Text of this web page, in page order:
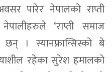
पारेर नेपालको राप्ती
‘राप्ती समाज
। स्यानफ्रान्सिस्को बे
रहेका सुरेश हमालको